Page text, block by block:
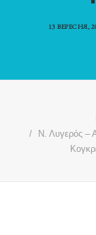
13 ВЕРЕСНЯ,
Ν. Λυγερός –